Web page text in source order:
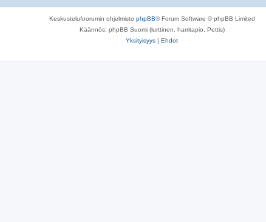
Keskustelufoorumin ohjelmisto phpBB® Forum Software © phpBB Limited
Käännös: phpBB Suomi (lurttinen, harritapio, Pettis)
Yksityisyys | Ehdot